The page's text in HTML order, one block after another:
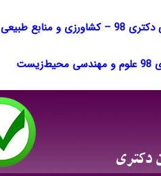
98
– کشاورزی و منابع طبیعی